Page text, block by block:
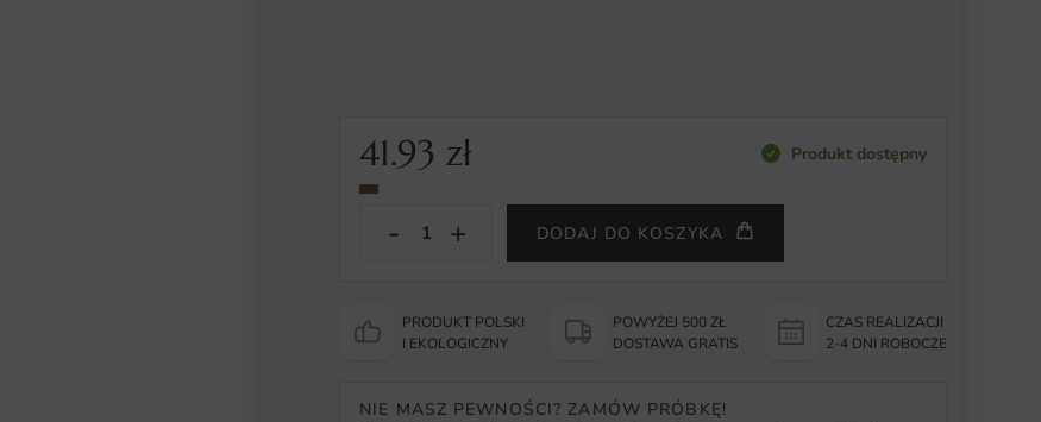
41.93zł Produkt dostępny
DODAJ DO KOSZYKA
PRODUKT POLSKI
I EKOLOGICZNY
POWYŻEJ 500 ZŁ
DOSTAWA GRATIS
CZAS REALIZACJI
2-4 DNI ROBOCZE
NIE MASZ PEWNOŚCI? ZAMÓW PRÓBKĘ!